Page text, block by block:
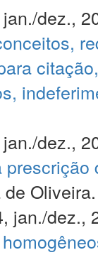
dez.,
dez.,
Oliveira.
jan./dez.,